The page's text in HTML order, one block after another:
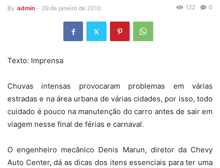
By admin - 29 de janeiro de 2010 0
122
Texto: Imprensa
Chuvas intensas provocaram problemas em várias
estradas e na área urbana de várias cidades, por isso, todo
cuidado é pouco na manutenção do carro antes de sair em
viagem nesse final de férias e carnaval.
O engenheiro mecânico Denis Marun, diretor da Chevy
Auto Center, dá as dicas dos itens essenciais para ter uma